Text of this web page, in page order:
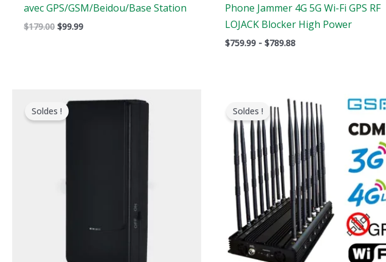
avec GPS/GSM/Beidou/Base Station
$179.00 $99.99
Phone Jammer 4G 5G Wi-Fi GPS RF
LOJACK Blocker High Power
$759.99 - $789.88
Soldes !
prix
original
prix
Soldes !
prix
original
était
:
$1,799.00.
prix
actuel
est
$1,049.99.